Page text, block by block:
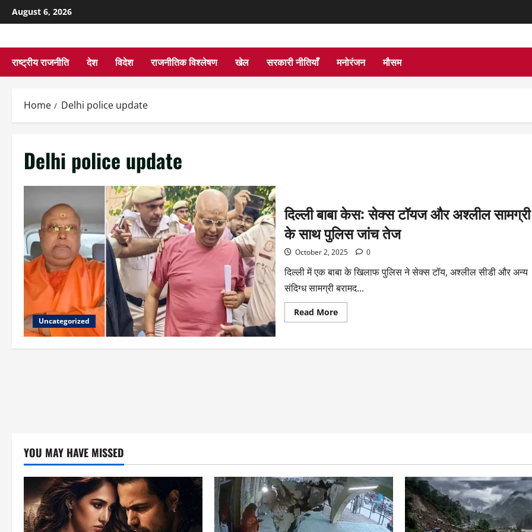
August 6, 2026
राष्ट्रीय राजनीति देश विदेश राजनीतिक विश्लेषण खेल सरकारी नीतियाँ मनोरंजन मौसम
Home Delhi police update
Delhi police update
Uncategorized
दिल्ली बाबा केस: सेक्स टॉयज और अश्लील सामग्री
के साथ पुलिस जांच तेज
October 2, 2025 0
दिल्ली में एक बाबा के खिलाफ पुलिस ने सेक्स टॉय, अश्लील सीडी और अन्य
संदिग्ध सामग्री बरामद...
Read More
YOU MAY HAVE MISSED